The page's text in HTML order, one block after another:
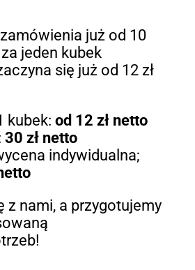
już od 10
jeden kubek
się już od 12 zł
kubek: od 12 zł netto
30 zł netto
indywidualna;
z nami, a przygotujemy